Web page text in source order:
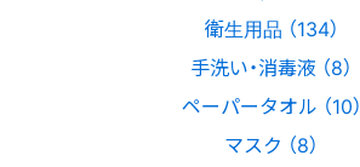
衛生用品 （134）
手洗い・消毒液 （8）
ペーパータオル （10）
マスク （8）